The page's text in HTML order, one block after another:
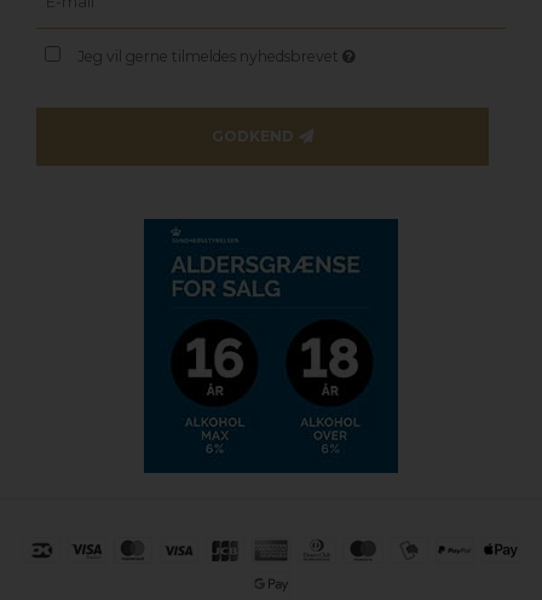
Jeg vil gerne tilmeldes nyhedsbrevet
GODKEND